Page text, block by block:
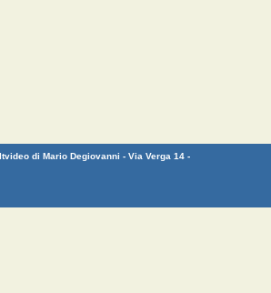
di Mario Degiovanni - Via Verga 14 -